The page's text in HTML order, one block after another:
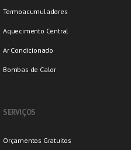
Termoacumuladores
Aquecimento Central
Ar Condicionado
Bombas de Calor
SERVIÇOS
Orçamentos Gratuitos